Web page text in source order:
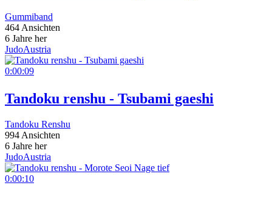
Gummiband
464 Ansichten
6 Jahre her
JudoAustria
0:00:09
Tandoku renshu - Tsubami gaeshi
Tandoku Renshu
994 Ansichten
6 Jahre her
JudoAustria
0:00:10